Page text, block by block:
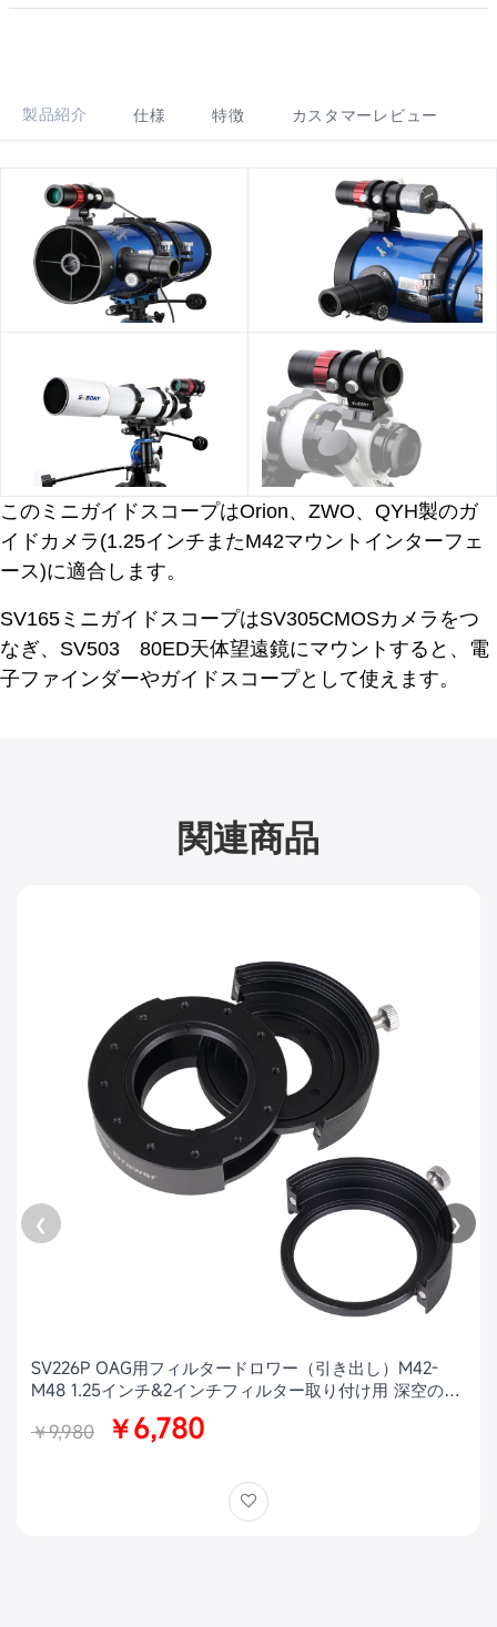
製品紹介 仕様 特徴 カスタマーレビュー
このミニガイドスコープはOrion、ZWO、QYH製のガ
イドカメラ(1.25インチまたM42マウントインターフェ
ース)に適合します。
SV165ミニガイドスコープはSV305CMOSカメラをつ
なぎ、SV503 80ED天体望遠鏡にマウントすると、 電
子ファインダーやガイドスコープとして使えます。
関連商品
❮
SV226P OAG用フィルタードロワー（引き出し）M42-
M48 1.25インチ&2インチフィルター取り付け用 深空の天
￥9,980 ￥6,780
❯